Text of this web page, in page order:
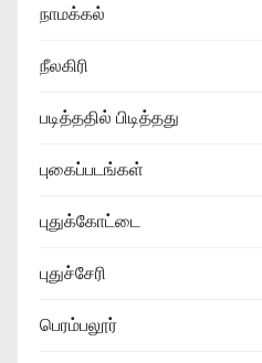
நாமக்கல்
நீலகிரி
படித்ததில் பிடித்தது
புகைப்படங்கள்
புதுக்கோட்டை
புதுச்சேரி
பெரம்பலூர்